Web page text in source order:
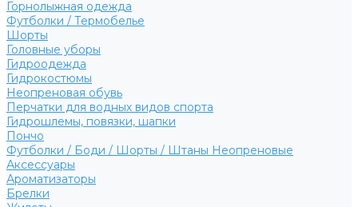
Горнолыжная одежда
Футболки / Термобелье
Шорты
Головные уборы
Гидроодежда
Гидрокостюмы
Неопреновая обувь
Перчатки для водных видов спорта
Гидрошлемы, повязки, шапки
Пончо
Футболки / Боди / Шорты / Штаны Неопреновые
Аксессуары
Ароматизаторы
Брелки